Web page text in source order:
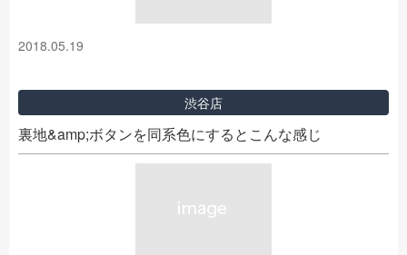
2018.05.19
渋谷店
裏地&amp;ボタンを同系色にするとこんな感じ